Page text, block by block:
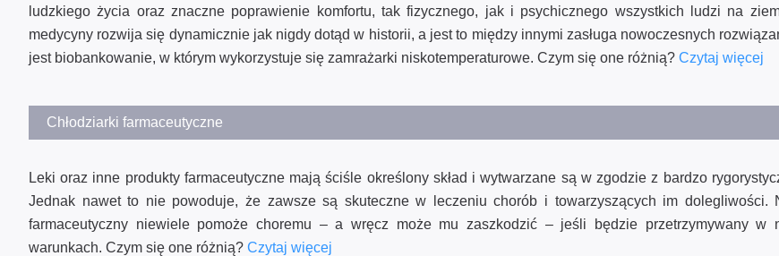
ludzkiego życia oraz znaczne poprawienie komfortu, tak fizycznego, jak i psychicznego wszystkich ludzi na
medycyny rozwija się dynamicznie jak nigdy dotąd w historii, a jest to między innymi zasługa nowoczesnych
jest biobankowanie, w którym wykorzystuje się zamrażarki niskotemperaturowe. Czym się one różnią? Czytaj więcej
Chłodziarki farmaceutyczne
Leki oraz inne produkty farmaceutyczne mają ściśle określony skład i wytwarzane są w zgodzie z bardzo
Jednak nawet to nie powoduje, że zawsze są skuteczne w leczeniu chorób i towarzyszących im dolegliwości.
farmaceutyczny niewiele pomoże choremu – a wręcz może mu zaszkodzić – jeśli będzie przetrzymywany w
warunkach. Czym się one różnią? Czytaj więcej